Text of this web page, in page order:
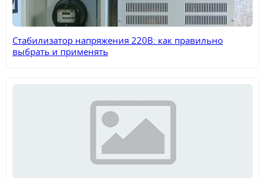
Стабилизатор напряжения 220В: как правильно
выбрать и применять